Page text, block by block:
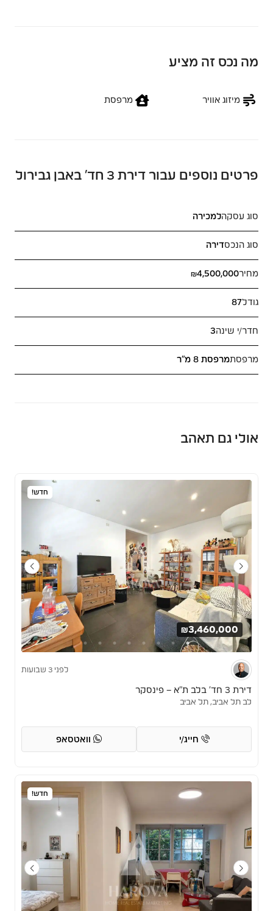
מה נכס זה מציע
מיזוג אוויר מרפסת
פרטים נוספים עבור דירת 3 חד’ באבן גבירול
סוג עסקהלמכירה
סוג הנכסדירה
מחיר₪4,500,000
גודל87
חדר/י שינה3
מרפסתמרפסת 8 מ"ר
אולי גם תאהב
חדש!
₪3,460,000
לפני 3 שבועות
דירת 3 חד’ בלב ת”א – פינסקר
לב תל אביב, תל אביב
חייג/י וואטסאפ
חדש!